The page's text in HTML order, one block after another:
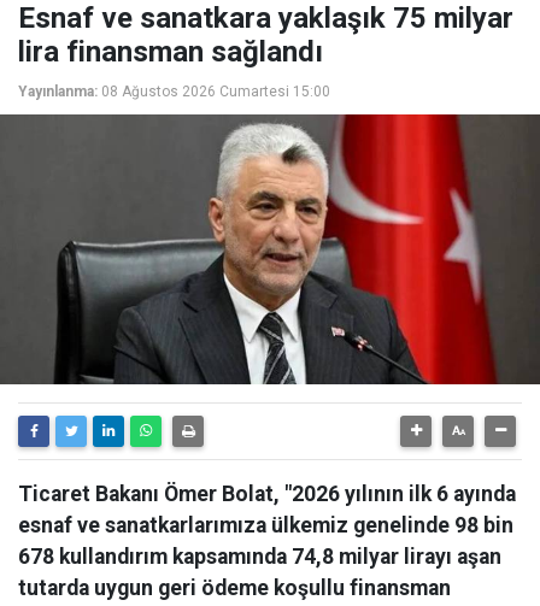
Esnaf ve sanatkara yaklaşık 75 milyar
lira finansman sağlandı
Yayınlanma: 08 Ağustos 2026 Cumartesi 15:00
Ticaret Bakanı Ömer Bolat, "2026 yılının ilk 6 ayında
esnaf ve sanatkarlarımıza ülkemiz genelinde 98 bin
678 kullandırım kapsamında 74,8 milyar lirayı aşan
tutarda uygun geri ödeme koşullu finansman